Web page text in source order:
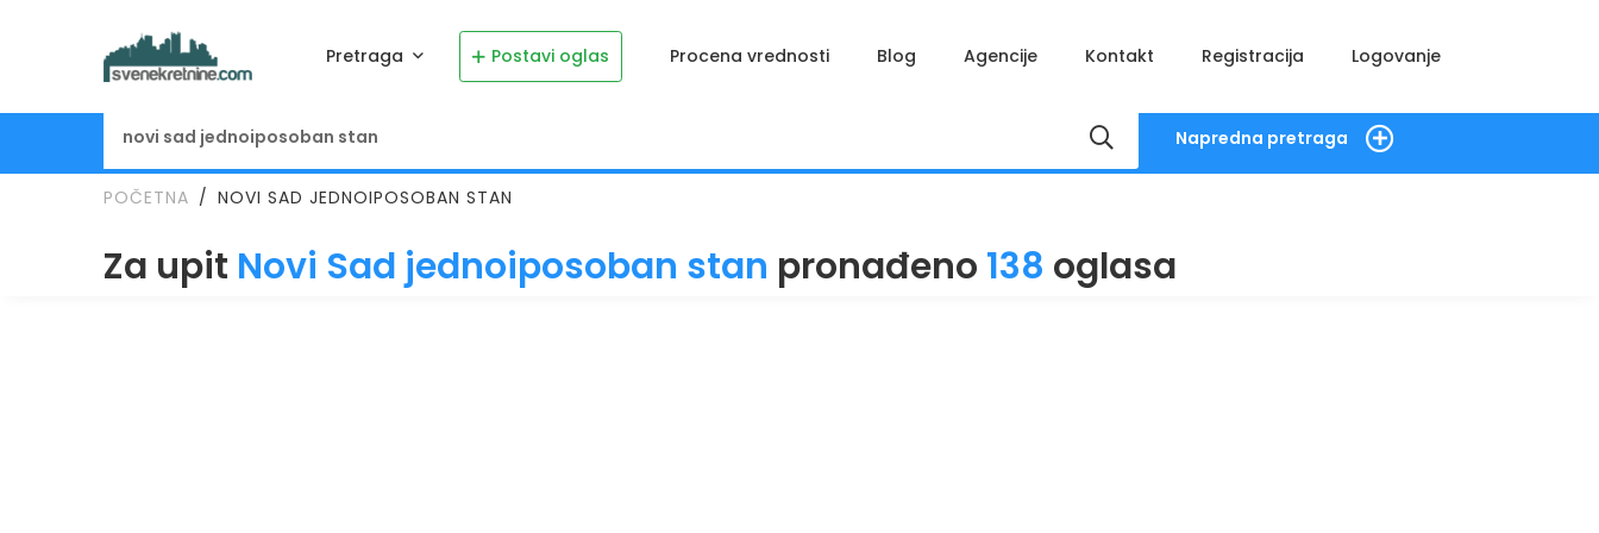
Pretraga Postavi oglas Procena vrednosti Blog Agencije Kontakt Registracija Logovanje
Napredna pretraga
POČETNA NOVI SAD JEDNOIPOSOBAN STAN
Za upit Novi Sad jednoiposoban stan pronađeno 138 oglasa